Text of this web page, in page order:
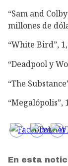
“Sam and
millones de
“White Bird”,
“Deadpool y
“The
“Megalópolis”,
En esta